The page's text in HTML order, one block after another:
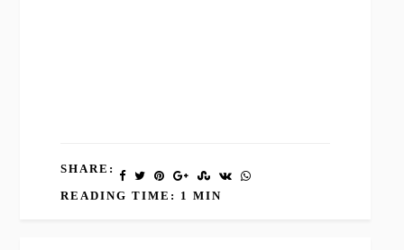
SHARE:
READING TIME: 1 MIN